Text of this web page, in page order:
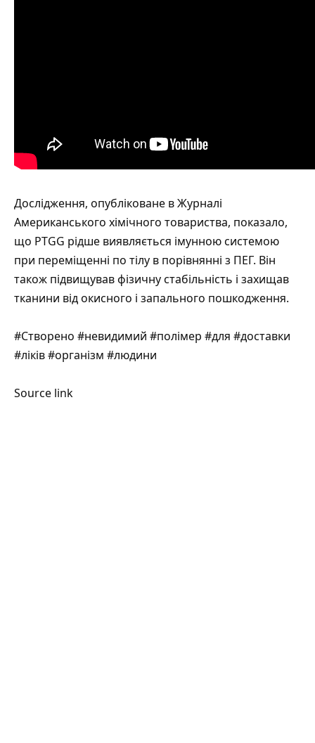
Дослідження, опубліковане в Журналі
Американського хімічного товариства, показало,
що PTGG рідше виявляється імунною системою
при переміщенні по тілу в порівнянні з ПЕГ. Він
також підвищував фізичну стабільність і захищав
тканини від окисного і запального пошкодження.
#Створено #невидимий #полімер #для #доставки
#ліків #організм #людини
Source link